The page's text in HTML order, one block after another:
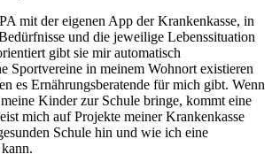
mit der eigenen App der Krankenkasse, in
und die jeweilige Lebenssituation
gibt sie mir automatisch
Sportvereine in meinem Wohnort existieren
es Ernährungsberatende für mich gibt. Wenn
Kinder zur Schule bringe, kommt eine
mich auf Projekte meiner Krankenkasse
Schule hin und wie ich eine